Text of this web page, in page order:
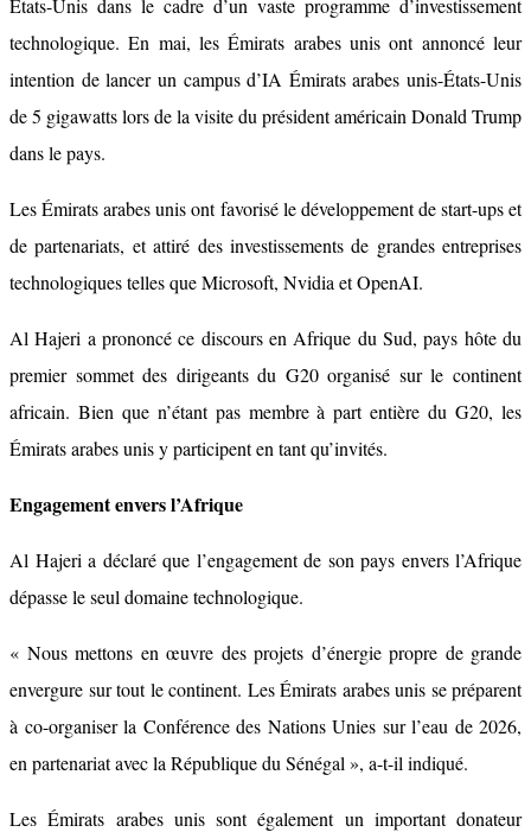
États-Unis dans le cadre d’un vaste programme d’investissement
technologique. En mai, les Émirats arabes unis ont annoncé leur
intention de lancer un campus d’IA Émirats arabes unis-États-Unis
de 5 gigawatts lors de la visite du président américain Donald Trump
dans le pays.
Les Émirats arabes unis ont favorisé le développement de start-ups et
de partenariats, et attiré des investissements de grandes entreprises
technologiques telles que Microsoft, Nvidia et OpenAI.
Al Hajeri a prononcé ce discours en Afrique du Sud, pays hôte du
premier sommet des dirigeants du G20 organisé sur le continent
africain. Bien que n’étant pas membre à part entière du G20, les
Émirats arabes unis y participent en tant qu’invités.
Engagement envers l’Afrique
Al Hajeri a déclaré que l’engagement de son pays envers l’Afrique
dépasse le seul domaine technologique.
« Nous mettons en œuvre des projets d’énergie propre de grande
envergure sur tout le continent. Les Émirats arabes unis se préparent
à co-organiser la Conférence des Nations Unies sur l’eau de 2026,
en partenariat avec la République du Sénégal », a-t-il indiqué.
Les Émirats arabes unis sont également un important donateur